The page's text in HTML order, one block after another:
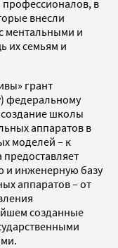
профессионалов, в
внесли
ментальными и
их семьям и
грант
федеральному
школы
аппаратов в
моделей – к
и инженерную базу
аппаратов – от
созданные